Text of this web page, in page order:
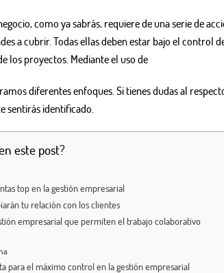
como ya sabrás, requiere de una serie de
a cubrir. Todas ellas deben estar bajo el
los proyectos. Mediante el uso de
diferentes enfoques. Si tienes dudas al
sentirás identificado.
este post?
top en la gestión empresarial
tu relación con los clientes
empresarial que permiten el trabajo colaborativo
para el máximo control en la gestión empresarial